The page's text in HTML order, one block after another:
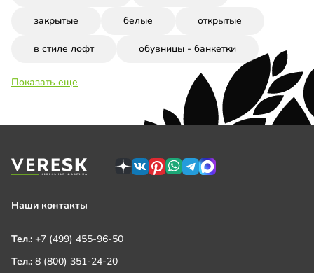
закрытые белые открытые
в стиле лофт обувницы - банкетки
Показать еще
Наши контакты
Тел.: +7 (499) 455-96-50
Тел.: 8 (800) 351-24-20